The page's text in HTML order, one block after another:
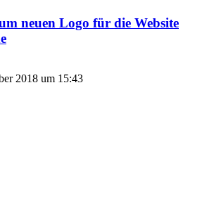
neuen Logo für die Website
2018 um 15:43